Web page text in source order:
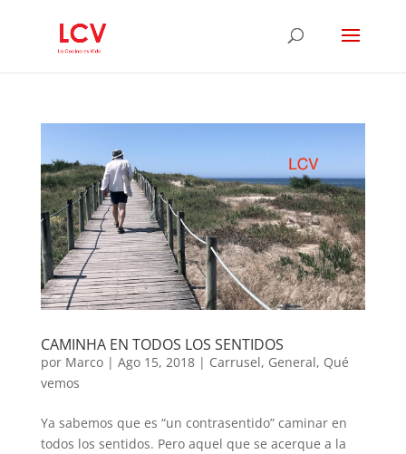
CAMINHA EN TODOS LOS SENTIDOS
por Marco| Ago 15, 2018| Carrusel, General, Qué
vemos
Ya sabemos que es “un contrasentido” caminar en
todos los sentidos. Pero aquel que se acerque a la